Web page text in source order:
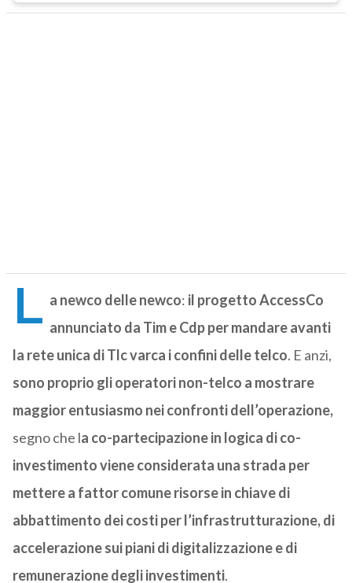
L a newco delle newco: il progetto AccessCo
annunciato da Tim e Cdp per mandare avanti
la rete unica di Tlc varca i confini delle telco. E anzi,
sono proprio gli operatori non-telco a mostrare
maggior entusiasmo nei confronti dell’operazione,
segno che la co-partecipazione in logica di co-
investimento viene considerata una strada per
mettere a fattor comune risorse in chiave di
abbattimento dei costi per l’infrastrutturazione, di
accelerazione sui piani di digitalizzazione e di
remunerazione degli investimenti.